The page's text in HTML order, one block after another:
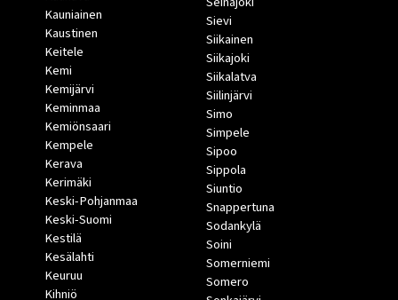
Kauniainen
Kaustinen
Keitele
Kemi
Kemijärvi
Keminmaa
Kemiönsaari
Kempele
Kerava
Kerimäki
Keski-Pohjanmaa
Keski-Suomi
Kestilä
Kesälahti
Keuruu
Kihniö
Sievi
Siikainen
Siikajoki
Siikalatva
Siilinjärvi
Simo
Simpele
Sipoo
Sippola
Siuntio
Snappertuna
Sodankylä
Soini
Somerniemi
Somero